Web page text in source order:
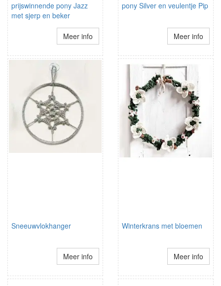
prijswinnende pony Jazz
met sjerp en beker
Meer info
pony Silver en veulentje Pip
Meer info
Sneeuwvlokhanger
Meer info
Winterkrans met bloemen
Meer info